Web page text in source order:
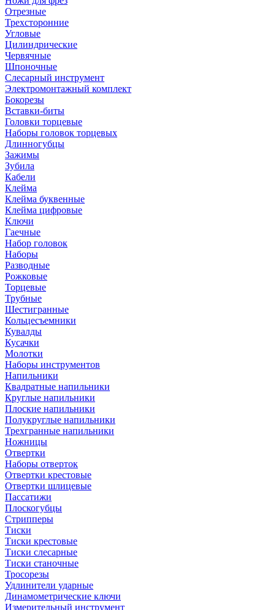
Отрезные
Трехсторонние
Угловые
Цилиндрические
Червячные
Шпоночные
Слесарный инструмент
Электромонтажный комплект
Бокорезы
Вставки-биты
Головки торцевые
Наборы головок торцевых
Длинногубцы
Зажимы
Зубила
Кабели
Клейма
Клейма буквенные
Клейма цифровые
Ключи
Гаечные
Набор головок
Наборы
Разводные
Рожковые
Торцевые
Трубные
Шестигранные
Кольцесъемники
Кувалды
Кусачки
Молотки
Наборы инструментов
Напильники
Квадратные напильники
Круглые напильники
Плоские напильники
Полукруглые напильники
Трехгранные напильники
Ножницы
Отвертки
Наборы отверток
Отвертки крестовые
Отвертки шлицевые
Пассатижи
Плоскогубцы
Стрипперы
Тиски
Тиски крестовые
Тиски слесарные
Тиски станочные
Тросорезы
Удлинители ударные
Динамометрические ключи
Измерительный инструмент